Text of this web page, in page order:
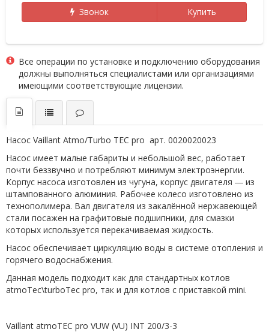
Звонок Купить
Все операции по установке и подключению оборудования
должны выполняться специалистами или организациями
имеющими соответствующие лицензии.
Насос Vaillant Atmo/Turbo TEC pro арт. 0020020023
Насос имеет малые габариты и небольшой вес, работает
почти беззвучно и потребляют минимум электроэнергии.
Корпус насоса изготовлен из чугуна, корпус двигателя ― из
штампованного алюминия. Рабочее колесо изготовлено из
технополимера. Вал двигателя из закалённой нержавеющей
стали посажен на графитовые подшипники, для смазки
которых используется перекачиваемая жидкость.
Насос обеспечивает циркуляцию воды в системе отопления и
горячего водоснабжения.
Данная модель подходит как для стандартных котлов
atmoTec\turboTec pro, так и для котлов с приставкой mini.
Vaillant atmoTEC pro VUW (VU) INT 200/3-3